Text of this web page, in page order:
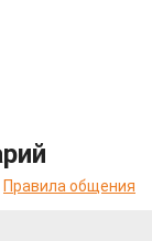
Правила общения